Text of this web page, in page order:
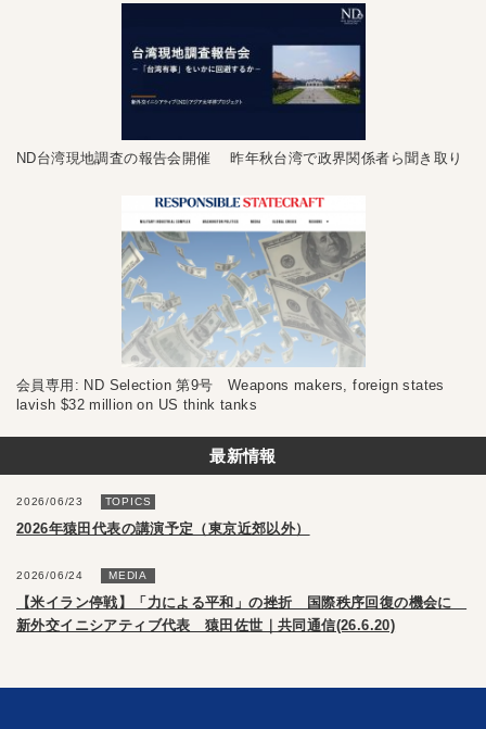
ND台湾現地調査の報告会開催 昨年秋台湾で政界関係者ら聞き取り
会員専用: ND Selection 第9号 Weapons makers, foreign states
lavish $32 million on US think tanks
最新情報
2026/06/23 TOPICS
2026年猿田代表の講演予定（東京近郊以外）
2026/06/24 MEDIA
【米イラン停戦】「力による平和」の挫折 国際秩序回復の機会に
新外交イニシアティブ代表 猿田佐世｜共同通信(26.6.20)